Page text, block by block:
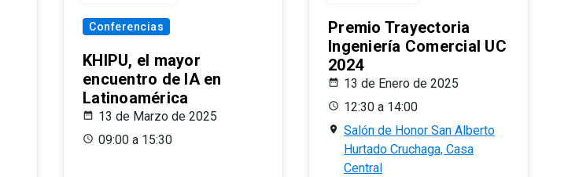
Conferencias
KHIPU, el mayor
encuentro de IA en
Latinoamérica
13 de Marzo de 2025
09:00 a 15:30
Premio Trayectoria
Ingeniería Comercial UC
2024
13 de Enero de 2025
12:30 a 14:00
Salón de Honor San Alberto
Hurtado Cruchaga, Casa
Central